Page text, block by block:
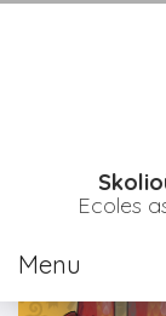
Ecoles
Menu